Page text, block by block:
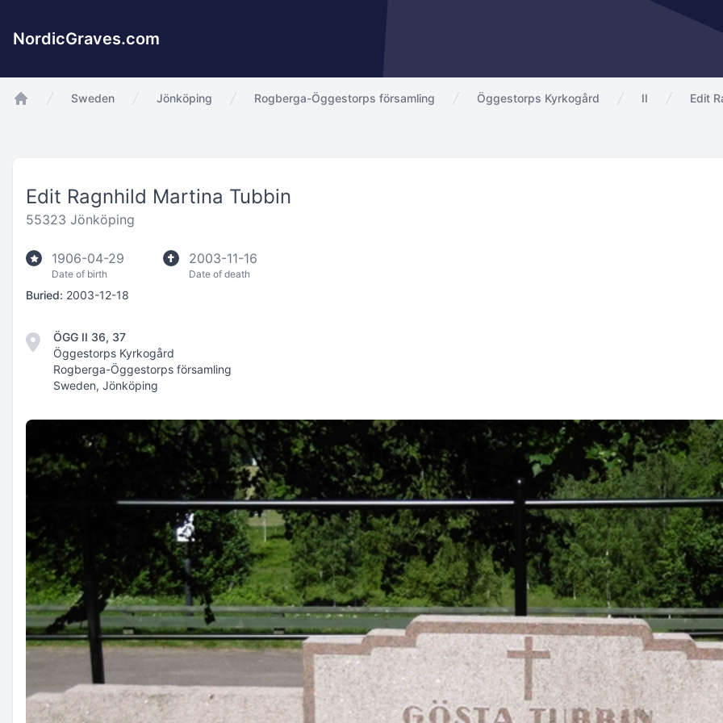
NordicGraves.com
Sweden Jönköping Rogberga-Öggestorps församling Öggestorps Kyrkogård II Edit
Edit Ragnhild Martina Tubbin
55323 Jönköping
1906-04-29
Date of birth
2003-11-16
Date of death
Buried: 2003-12-18
ÖGG II 36, 37
Öggestorps Kyrkogård
Rogberga-Öggestorps församling
Sweden, Jönköping